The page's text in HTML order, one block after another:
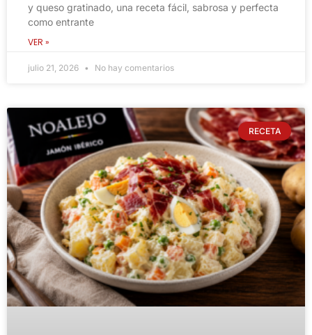
y queso gratinado, una receta fácil, sabrosa y perfecta
como entrante
VER »
julio 21, 2026 No hay comentarios
RECETA